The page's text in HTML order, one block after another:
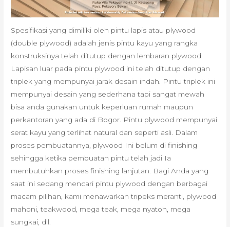
Spesifikasi yang dimiliki oleh pintu lapis atau plywood
(double plywood) adalah jenis pintu kayu yang rangka
konstruksinya telah ditutup dengan lembaran plywood.
Lapisan luar pada pintu plywood ini telah ditutup dengan
triplek yang mempunyai jarak desain indah. Pintu triplek ini
mempunyai desain yang sederhana tapi sangat mewah
bisa anda gunakan untuk keperluan rumah maupun
perkantoran yang ada di Bogor. Pintu plywood mempunyai
serat kayu yang terlihat natural dan seperti asli. Dalam
proses pembuatannya, plywood Ini belum di finishing
sehingga ketika pembuatan pintu telah jadi Ia
membutuhkan proses finishing lanjutan. Bagi Anda yang
saat ini sedang mencari pintu plywood dengan berbagai
macam pilihan, kami menawarkan tripeks meranti, plywood
mahoni, teakwood, mega teak, mega nyatoh, mega
sungkai, dll.